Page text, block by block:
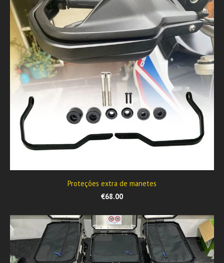
Proteções extra de manetes
€68.00